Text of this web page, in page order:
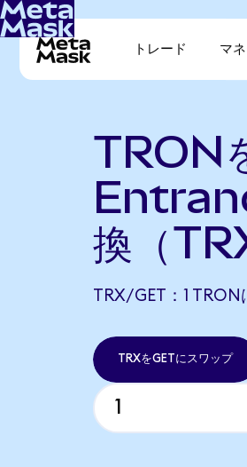
トレード マ
TRON
換（
TRX/GET：1
TRXをGETにスワップ